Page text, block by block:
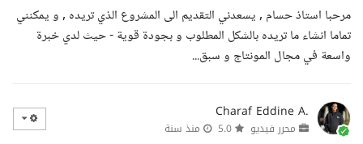
مرحبا استاذ حسام , يسعدني التقديم الى المشروع الذي تريده , و يمكنني
تماما انشاء ما تريده بالشكل المطلوب و بجودة قوية - حيث لدي خبرة
واسعة في مجال المونتاج و سبق...
Charaf Eddine A.
محرر فيديو منذ سنة